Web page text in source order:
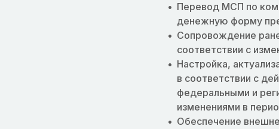
Перевод МСП по
денежную форму
Сопровождение
соответствии с
Настройка,
в соответствии с
федеральными и
изменениями в
Обеспечение